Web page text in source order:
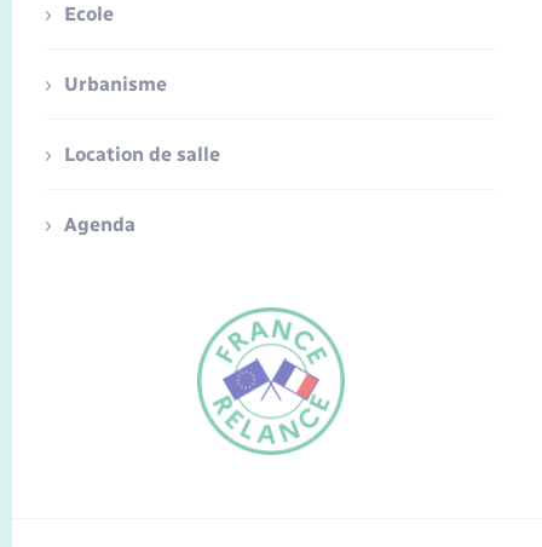
FR
Ecole
Urbanisme
Location de salle
Agenda